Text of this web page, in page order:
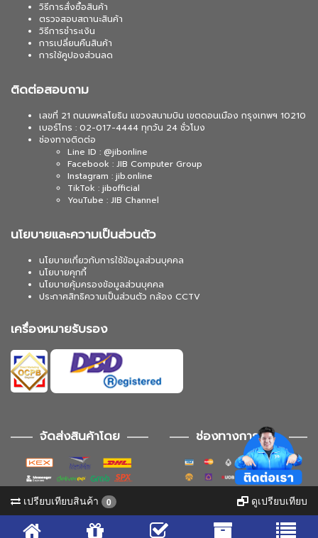
วิธีการสั่งซื้อสินค้า
ตรวจสอบสถานะสินค้า
วิธีการชำระเงิน
การเปลี่ยนคืนสินค้า
การใช้คูปองส่วนลด
ติดต่อสอบถาม
เลขที่ 21 ถนนพหลโยธิน แขวงสนามบิน เขตดอนเมือง กรุงเทพฯ 10210
เบอร์โทร : 02-017-4444 ทุกวัน 24 ชั่วโมง
ช่องทางติดต่อ
Line ID : @jibonline
Facebook : JIB Computer Group
Instagram : jib.online
TikTok : jibofficial
YouTube : JIB Channel
นโยบายและความเป็นส่วนตัว
นโยบายเกี่ยวกับการใช้ข้อมูลส่วนบุคคล
นโยบายคุกกี้
นโยบายคุ้มครองข้อมูลส่วนบุคคล
ประกาศสิทธิความเป็นส่วนตัว กล้อง CCTV
เครื่องหมายรับรอง
จัดส่งสินค้าโดย ช่องทางการชำระ
ช่องทางการติดตาม
เปรียบเทียบสินค้า 0 ดูเปรียบเทียบ